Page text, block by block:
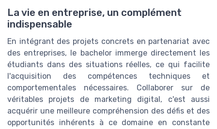
La vie en entreprise, un complément
indispensable
En intégrant des projets concrets en partenariat avec
des entreprises, le bachelor immerge directement les
étudiants dans des situations réelles, ce qui facilite
l'acquisition des compétences techniques et
comportementales nécessaires. Collaborer sur de
véritables projets de marketing digital, c'est aussi
acquérir une meilleure compréhension des défis et des
opportunités inhérents à ce domaine en constante